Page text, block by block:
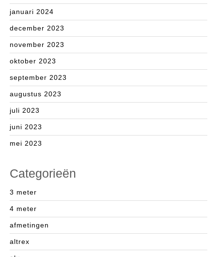
januari 2024
december 2023
november 2023
oktober 2023
september 2023
augustus 2023
juli 2023
juni 2023
mei 2023
Categorieën
3 meter
4 meter
afmetingen
altrex